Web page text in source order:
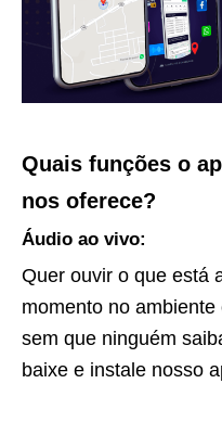
Quais funções o
nos oferece?
Áudio ao vivo:
Quer ouvir o que está
momento no
sem que ninguém
baixe e instale nosso